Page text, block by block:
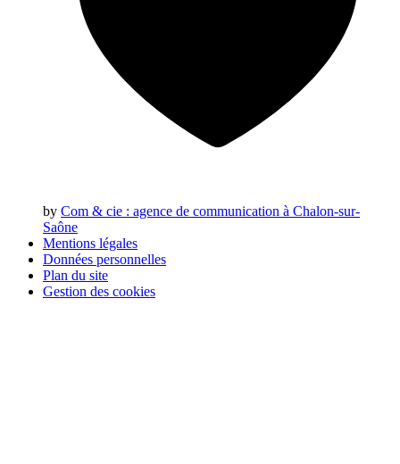
by Com & cie : agence de communication à Chalon-sur-
Saône
Mentions légales
Données personnelles
Plan du site
Gestion des cookies